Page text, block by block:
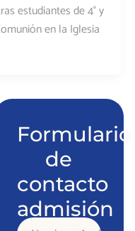
estudiantes de 4° y
en la Iglesia
Formulario
de
contacto
admisión